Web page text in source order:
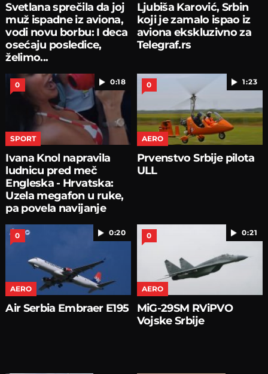
Svetlana sprečila da joj
muž ispadne iz aviona,
vodi novu borbu: I deca
osećaju posledice,
želimo...
Ljubiša Karović, Srbin
koji je zamalo ispao iz
aviona ekskluzivno za
Telegraf.rs
0:18
0
SPORT
Ivana Knol napravila
ludnicu pred meč
Engleska - Hrvatska:
Uzela megafon u ruke,
pa povela navijanje
1:23
0
AERO
Prvenstvo Srbije pilota
ULL
0:20
0
AERO
Air Serbia Embraer E195
0:21
0
AERO
MiG-29SM RViPVO
Vojske Srbije